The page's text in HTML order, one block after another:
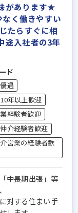
があります★
く働きやすい
たらすぐに相
途入社者の3年
ド
遇
年以上歓迎
経験者歓迎
介経験者歓迎
営業の経験者歓
中長期出張」等
対する住まい手